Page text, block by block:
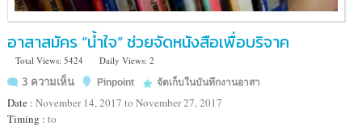
อาสาสมัคร “น้ำใจ” ช่วยจัดหนังสือเพื่อบริจาค
Total Views: 5424
Daily Views: 2
3 ความเห็น
Pinpoint จัดเก็บในบันทึกงานอาสา
Date : November 14, 2017 to November 27, 2017
Timing : to